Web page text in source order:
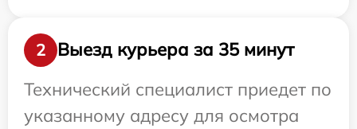
2
Выезд курьера за 35 минут
Технический специалист приедет по
указанному адресу для осмотра